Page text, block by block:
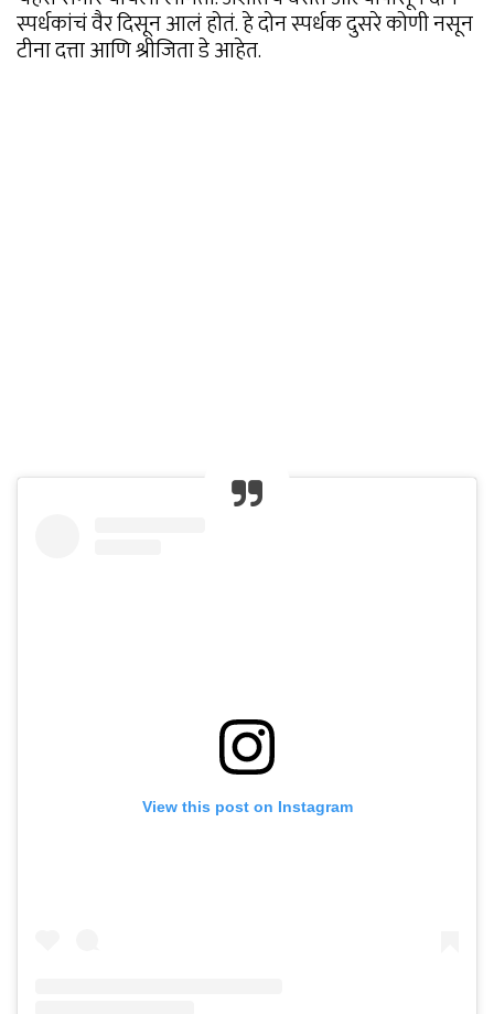
स्पर्धकांचं वैर दिसून आलं होतं. हे दोन स्पर्धक दुसरे कोणी नसून
टीना दत्ता आणि श्रीजिता डे आहेत.
View this post on Instagram